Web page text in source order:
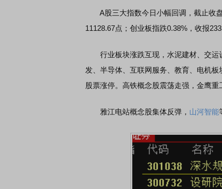
A股三大指数今日小幅回调，截止收盘
11128.67点；创业板指跌0.38%，收报
行业板块涨跌互现，水泥建材、交运
发、半导体、互联网服务、教育、电机板
股票涨停。 高铁概念股震荡走强，金鹰重
雅江电站概念股集体反弹， 山河智能